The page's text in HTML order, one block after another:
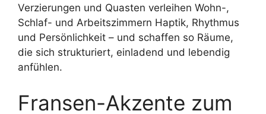
Verzierungen und Quasten verleihen Wohn-,
Schlaf- und Arbeitszimmern Haptik, Rhythmus
und Persönlichkeit – und schaffen so Räume,
die sich strukturiert, einladend und lebendig
anfühlen.
Fransen-Akzente zum